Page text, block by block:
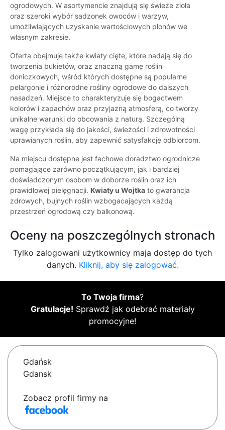
ogrodowych. W asortymencie znajdują się świeże zioła
oraz szeroki wybór sadzonek owoców i warzyw,
umożliwiających uzyskanie wartościowych plonów we
własnym zakresie.
Oferta obejmuje także kwiaty cięte, które nadają się do
tworzenia bukietów, oraz znaczną gamę roślin
doniczkowych, wśród których dostępne są popularne
pelargonie i różnorodne rośliny ogrodowe do dalszych
nasadzeń. Miejsce to charakteryzuje się bogactwem
kolorów i zapachów oraz przyjazną atmosferą, co tworzy
unikalne warunki do obcowania z naturą. Szczególną
wagę przykłada się do jakości, świeżości i zdrowotności
uprawianych roślin, aby zapewnić satysfakcję odbiorcom.
Na miejscu dostępne jest fachowe doradztwo ogrodnicze
pomagające zarówno początkującym, jak i bardziej
doświadczonym osobom w doborze roślin oraz ich
prawidłowej pielęgnacji. Kwiaty u Wojtka to gwarancja
zdrowych, bujnych roślin wzbogacających każdą
przestrzeń ogrodową czy balkonową.
Oceny na poszczególnych stronach
Tylko zalogowani użytkownicy maja dostęp do tych
danych. Kliknij, aby się zalogować.
To Twoja firma?
Gratulacje! Sprawdź jak odebrać materiały
promocyjne!
Gdańsk
Gdansk
Zobacz profil firmy na